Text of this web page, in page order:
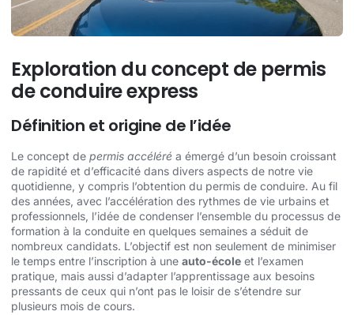
Exploration du concept de permis
de conduire express
Définition et origine de l’idée
Le concept de permis accéléré a émergé d’un besoin croissant
de rapidité et d’efficacité dans divers aspects de notre vie
quotidienne, y compris l’obtention du permis de conduire. Au fil
des années, avec l’accélération des rythmes de vie urbains et
professionnels, l’idée de condenser l’ensemble du processus de
formation à la conduite en quelques semaines a séduit de
nombreux candidats. L’objectif est non seulement de minimiser
le temps entre l’inscription à une auto-école et l’examen
pratique, mais aussi d’adapter l’apprentissage aux besoins
pressants de ceux qui n’ont pas le loisir de s’étendre sur
plusieurs mois de cours.